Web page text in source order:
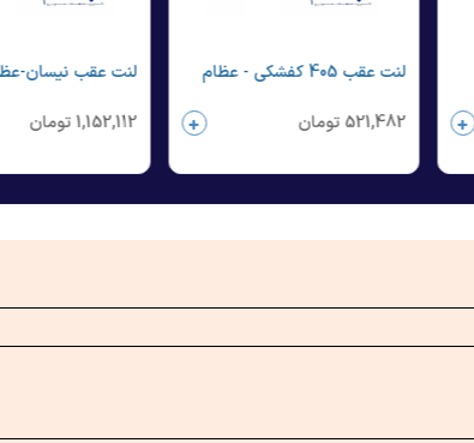
لنت عقب 405 کفشکی - عظام
521,482 تومان
لنت عقب نیسان-
1,152,112 تومان